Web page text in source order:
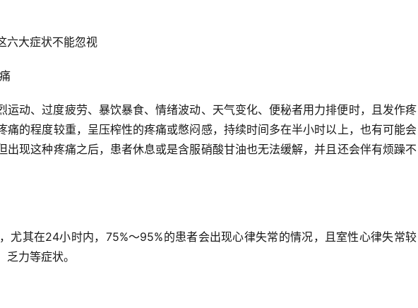
六大症状不能忽视
运动、过度疲劳、暴饮暴食、情绪波动、天气变化、便秘者用力排便时，且发作疼
痛的程度较重，呈压榨性的疼痛或憋闷感，持续时间多在半小时以上，也有可能会
出现这种疼痛之后，患者休息或是含服硝酸甘油也无法缓解，并且还会伴有烦躁不
尤其在24小时内，75%～95%的患者会出现心律失常的情况，且室性心律失常较
力等症状。